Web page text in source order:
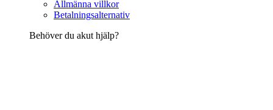
Allmänna villkor
Betalningsalternativ
Behöver du akut hjälp?